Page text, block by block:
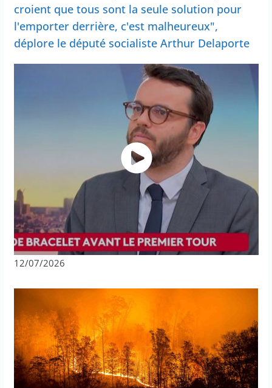
croient que tous sont la seule solution pour
l'emporter derrière, c'est malheureux",
déplore le député socialiste Arthur Delaporte
12/07/2026